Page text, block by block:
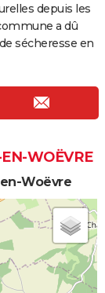
depuis les
a dû
sécheresse en
WOËVRE
Woëvre